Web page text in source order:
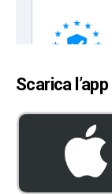
Scarica l’app